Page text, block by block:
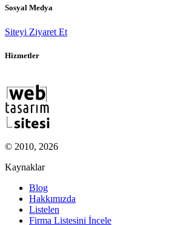
Sosyal Medya
Siteyi Ziyaret Et
Hizmetler
© 2010, 2026
Kaynaklar
Blog
Hakkımızda
Listelen
Firma Listesini İncele